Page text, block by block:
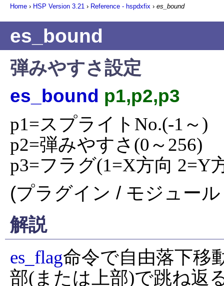
Home › HSP Version 3.21 › Reference - hspdxfix › es_bound
es_bound
弾みやすさ設定
es_bound p1,p2,p3
p1=スプライトNo.(-1～)
p2=弾みやすさ(0～256)
p3=フラグ(1=X方向 2=Y
(プラグイン / モジュー
解説
es_flag命令で自由落下移
部(または上部)で跳ね返